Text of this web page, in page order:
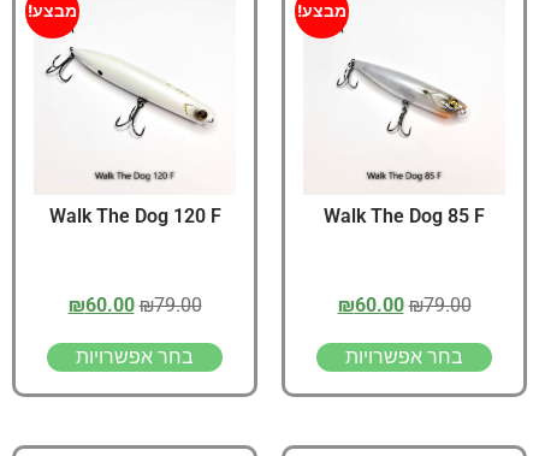
מבצע!
Walk The Dog 85 F
₪79.00
₪60.00
בחר אפשרויות
מבצע!
Walk The Dog 120 F
₪79.00
₪60.00
בחר אפשרויות